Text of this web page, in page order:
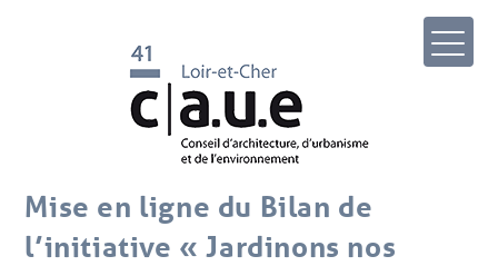
Mise en ligne du Bilan de
l’initiative « Jardinons nos